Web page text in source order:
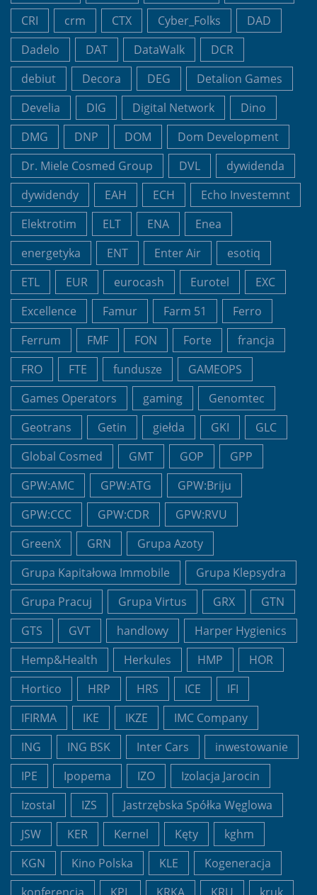
CRI
crm CTX Cyber_Folks
DAD
Dadelo
DAT DataWalk
DCR
debiut
Decora DEG
Detalion Games
Develia
DIG Digital Network
Dino
DMG
DNP DOM
Dom Development
Dr. Miele Cosmed Group
DVL
dywidenda
dywidendy
EAH ECH
Echo Investemnt
Elektrotim
ELT ENA
Enea
energetyka
ENT Enter Air
esotiq
ETL
EUR eurocash Eurotel
EXC
Excellence
Famur Farm 51
Ferro
Ferrum
FMF FON Forte
francja
FRO
FTE fundusze
GAMEOPS
Games Operators
gaming
Genomtec
Geotrans
Getin giełda GKI
GLC
Global Cosmed
GMT GOP
GPP
GPW:AMC
GPW:ATG
GPW:Briju
GPW:CCC
GPW:CDR
GPW:RVU
GreenX
GRN
Grupa Azoty
Grupa Kapitałowa Immobile
Grupa Klepsydra
Grupa Pracuj
Grupa Virtus GRX
GTN
GTS
GVT handlowy
Harper Hygienics
Hemp&Health
Herkules HMP
HOR
Hortico
HRP HRS ICE
IFI
IFIRMA
IKE IKZE
IMC Company
ING
ING BSK Inter Cars
inwestowanie
IPE
Ipopema IZO
Izolacja Jarocin
Izostal
IZS
Jastrzębska Spółka Węglowa
JSW
KER Kernel Kęty
kghm
KGN
Kino Polska KLE
Kogeneracja